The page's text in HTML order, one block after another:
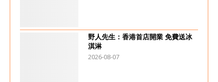
野人先生：香港首店開業 免費送冰
淇淋
2026-08-07